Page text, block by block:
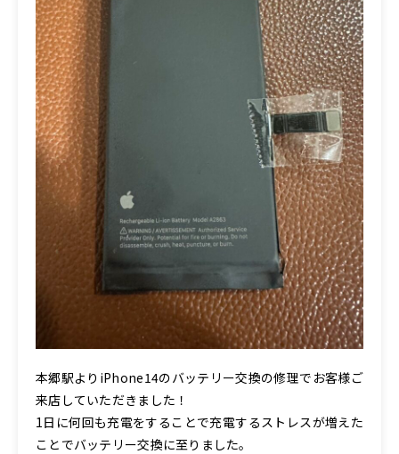
本郷駅よりiPhone14のバッテリー交換の修理でお客様ご
来店していただきました！
1日に何回も充電をすることで充電するストレスが増えた
ことでバッテリー交換に至りました。